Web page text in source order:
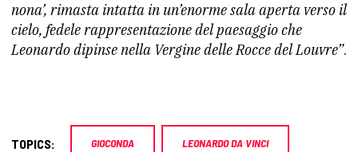
nona’, rimasta intatta in un’enorme sala aperta verso il
cielo, fedele rappresentazione del paesaggio che
Leonardo dipinse nella Vergine delle Rocce del Louvre”.
TOPICS: GIOCONDA LEONARDO DA VINCI